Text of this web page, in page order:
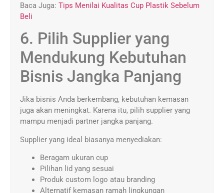
Baca Juga: Tips Menilai Kualitas Cup Plastik Sebelum
Beli
6. Pilih Supplier yang
Mendukung Kebutuhan
Bisnis Jangka Panjang
Jika bisnis Anda berkembang, kebutuhan kemasan
juga akan meningkat. Karena itu, pilih supplier yang
mampu menjadi partner jangka panjang.
Supplier yang ideal biasanya menyediakan:
Beragam ukuran cup
Pilihan lid yang sesuai
Produk custom logo atau branding
Alternatif kemasan ramah lingkungan